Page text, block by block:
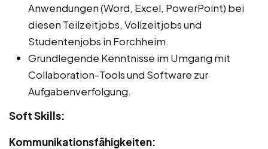
Anwendungen (Word, Excel, PowerPoint) bei
diesen Teilzeitjobs, Vollzeitjobs und
Studentenjobs in Forchheim.
Grundlegende Kenntnisse im Umgang mit
Collaboration-Tools und Software zur
Aufgabenverfolgung.
Soft Skills:
Kommunikationsfähigkeiten: